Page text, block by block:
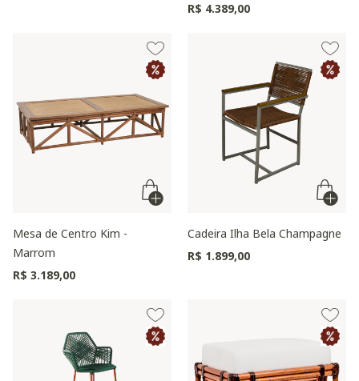
R$ 4.389,00
Mesa de Centro Kim -
Marrom
R$ 3.189,00
Cadeira Ilha Bela Champagne
R$ 1.899,00